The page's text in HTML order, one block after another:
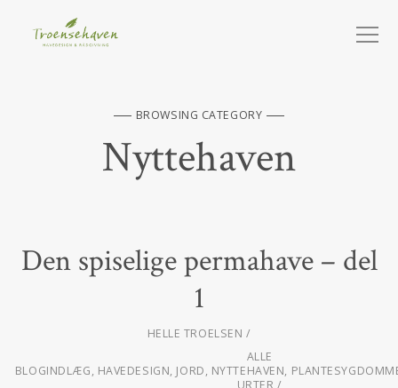
BROWSING CATEGORY
Nyttehaven
Den spiselige permahave – del
1
HELLE TROELSEN
ALLE
BLOGINDLÆG, HAVEDESIGN, JORD, NYTTEHAVEN,